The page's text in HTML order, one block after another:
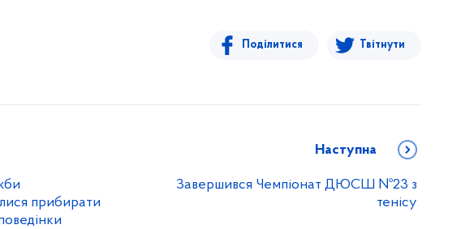
Поділитися Твітнути
прибирати
Наступна
Завершився Чемпіонат ДЮСШ №23 з
тенісу